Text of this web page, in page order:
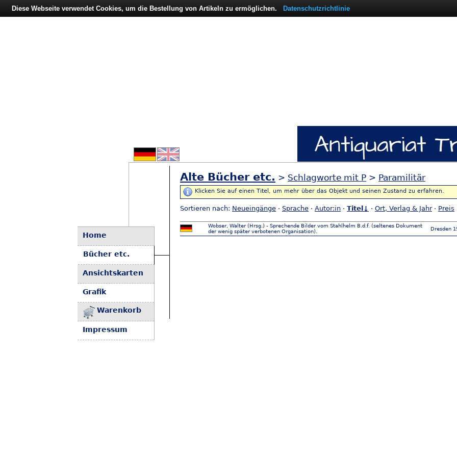
Home
Bücher etc.
Ansichtskarten
Grafik
Warenkorb
Impressum
Alte Bücher etc. > Schlagworte mit P > Paramilitär
Klicken Sie auf einen Titel, um mehr über das Objekt und seinen Zustand zu erfahren.
Sortieren nach: Neueingänge · Sprache · Autor:in · Titel↓ · Ort, Verlag & Jahr· Preis
Wobser, Walter (Hrsg.) - Sprechende Bilder vom Stahlhelm B.d.f. (seltenes Dokument
der wenig später verbotenen Organisation).
Dresden
Diese Webseite verwendet Cookies, um die Bestellung von Artikeln zu ermöglichen. Datenschutzrichtlinie